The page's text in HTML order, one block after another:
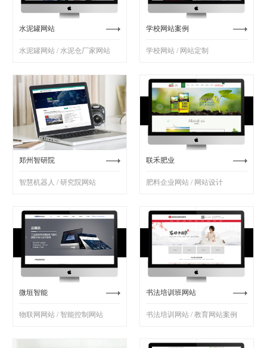
水泥罐网站
水泥罐网站 / 水泥仓厂家网站
学校网站案例
学校网站 / 网站定制
郑州智研院
智慧机器人 / 研究院网站
联禾肥业
肥料企业网站 / 网站设计
微垣智能
物联网网站 / 智能控制网站
书法培训班网站
书法培训网站 / 教育网站案例